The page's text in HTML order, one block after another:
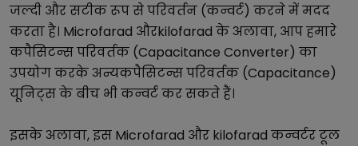
जल्दी और सटीक रूप से परिवर्तन (कन्वर्ट) करने में मदद
करता है। Microfarad औरkilofarad के अलावा, आप हमारे
कपैसिटन्स परिवर्तक (Capacitance Converter) का
उपयोग करके अन्यकपैसिटन्स परिवर्तक (Capacitance)
यूनिट्स के बीच भी कन्वर्ट कर सकते हैं।
इसके अलावा, इस Microfarad और kilofarad कन्वर्टर टूल